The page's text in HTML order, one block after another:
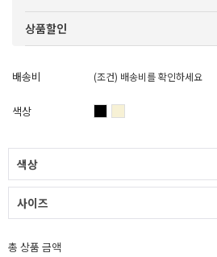
상품할인
배송비 (조건) 배송비를 확인하세요
색상
색상
사이즈
총 상품 금액